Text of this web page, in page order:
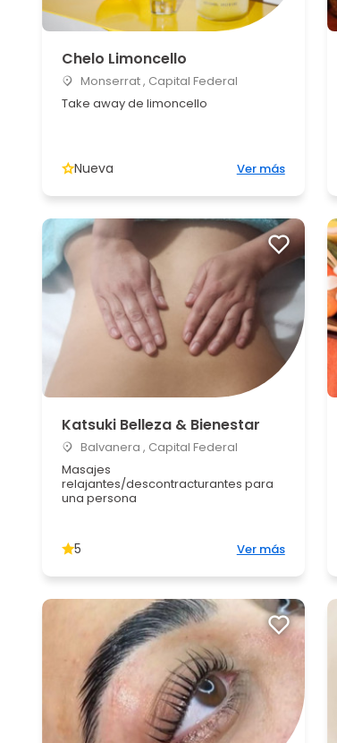
Chelo Limoncello
Monserrat , Capital Federal
Take away de limoncello
Nueva Ver más
Katsuki Belleza & Bienestar
Balvanera , Capital Federal
Masajes
relajantes/descontracturantes para
una persona
5 Ver más